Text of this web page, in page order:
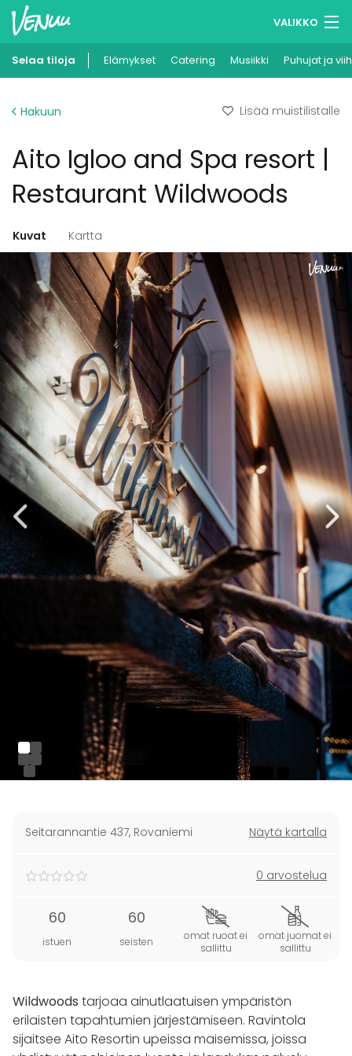
VALIKKO
Muistilistasi
Ilmoita kohteesi
Selaa tiloja Elämykset Catering Musiikki Puhujat ja
Hakuun Lisää muistilistalle
Aito Igloo and Spa resort |
Restaurant Wildwoods
Kuvat Kartta
Seitarannantie 437, Rovaniemi Näytä kartalla
0 arvostelua
60
istuen
60
seisten
omat ruoat ei
sallittu
omat juomat ei
sallittu
Wildwoods tarjoaa ainutlaatuisen ympäristön
erilaisten tapahtumien järjestämiseen. Ravintola
sijaitsee Aito Resortin upeissa maisemissa, joissa